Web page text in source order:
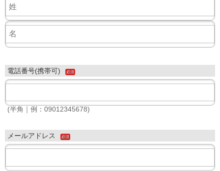
電話番号(携帯可) 必須
(半角｜例：09012345678)
メールアドレス 必須